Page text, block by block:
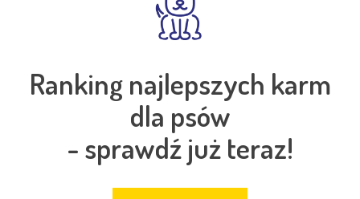
Ranking najlepszych karm
dla psów
- sprawdź już teraz!